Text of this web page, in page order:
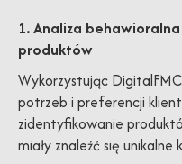
1. Analiza
produktów
Wykorzystując
potrzeb i preferencji
zidentyfikowanie
miały znaleźć się